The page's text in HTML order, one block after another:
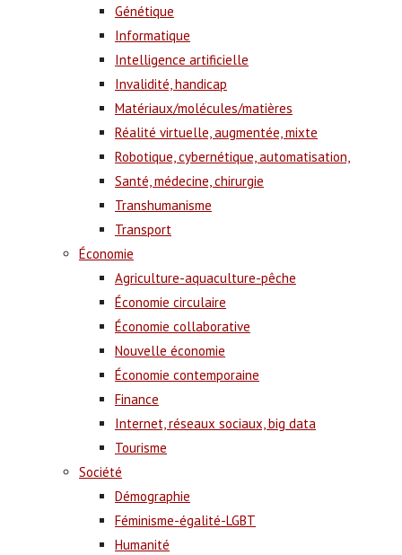
Génétique
Informatique
Intelligence artificielle
Invalidité, handicap
Matériaux/molécules/matières
Réalité virtuelle, augmentée, mixte
Robotique, cybernétique, automatisation,
Santé, médecine, chirurgie
Transhumanisme
Transport
Économie
Agriculture-aquaculture-pêche
Économie circulaire
Économie collaborative
Nouvelle économie
Économie contemporaine
Finance
Internet, réseaux sociaux, big data
Tourisme
Société
Démographie
Féminisme-égalité-LGBT
Humanité